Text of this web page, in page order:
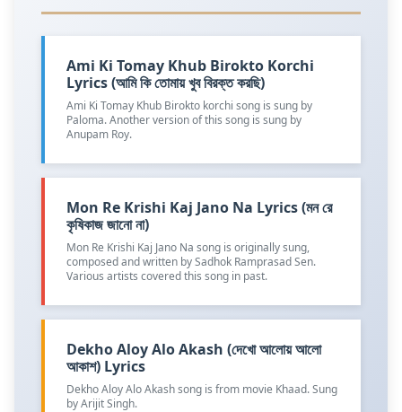
Ami Ki Tomay Khub Birokto Korchi
Lyrics (আমি কি তোমায় খুব বিরক্ত করছি)
Ami Ki Tomay Khub Birokto korchi song is sung by
Paloma. Another version of this song is sung by
Anupam Roy.
Mon Re Krishi Kaj Jano Na Lyrics (মন রে
কৃষিকাজ জানো না)
Mon Re Krishi Kaj Jano Na song is originally sung,
composed and written by Sadhok Ramprasad Sen.
Various artists covered this song in past.
Dekho Aloy Alo Akash (দেখো আলোয় আলো
আকাশ) Lyrics
Dekho Aloy Alo Akash song is from movie Khaad. Sung
by Arijit Singh.